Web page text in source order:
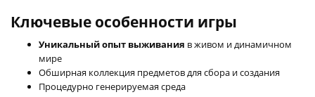
Ключевые особенности игры
Уникальный опыт выживания в живом и динамичном
мире
Обширная коллекция предметов для сбора и создания
Процедурно генерируемая среда